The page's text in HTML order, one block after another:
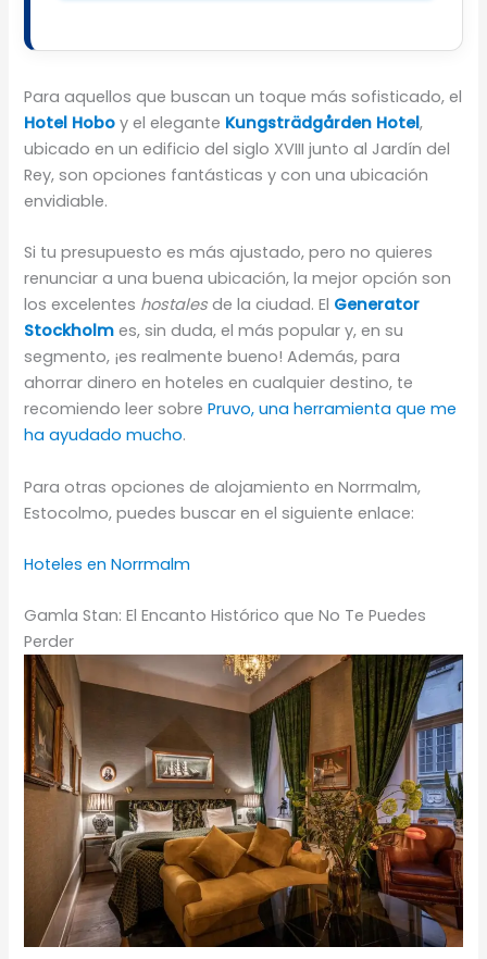
Para aquellos que buscan un toque más sofisticado, el
Hotel Hobo y el elegante Kungsträdgården Hotel,
ubicado en un edificio del siglo XVIII junto al Jardín del
Rey, son opciones fantásticas y con una ubicación
envidiable.
Si tu presupuesto es más ajustado, pero no quieres
renunciar a una buena ubicación, la mejor opción son
los excelentes hostales de la ciudad. El Generator
Stockholm es, sin duda, el más popular y, en su
segmento, ¡es realmente bueno! Además, para
ahorrar dinero en hoteles en cualquier destino, te
recomiendo leer sobrePruvo, una herramienta que me
ha ayudado mucho.
Para otras opciones de alojamiento en Norrmalm,
Estocolmo, puedes buscar en el siguiente enlace:
Hoteles en Norrmalm
Gamla Stan: El Encanto Histórico que No Te Puedes
Perder